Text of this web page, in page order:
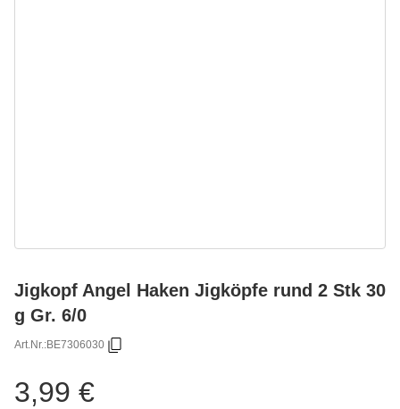
Jigkopf Angel Haken Jigköpfe rund 2 Stk 30
g Gr. 6/0
Art.Nr.:BE7306030
3,99 €